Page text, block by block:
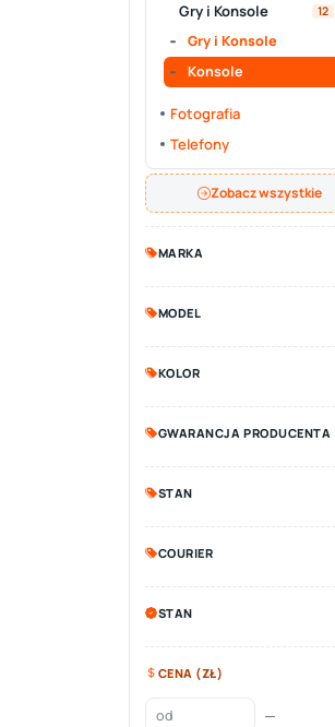
Gry i Konsole
12
Gry i Konsole
Konsole
Fotografia
Telefony
Zobacz wszystkie
MARKA
MODEL
KOLOR
GWARANCJA PRODUCENTA
STAN
COURIER
STAN
CENA (ZŁ)
—